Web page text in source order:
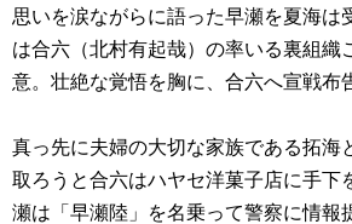
思いを涙ながらに語った早瀬を夏海は
は合六（北村有起哉）の率いる裏組織
意。壮絶な覚悟を胸に、合六へ宣戦布
真っ先に夫婦の大切な家族である拓海
取ろうと合六はハヤセ洋菓子店に手下
瀬は「早瀬陸」を名乗って警察に情報